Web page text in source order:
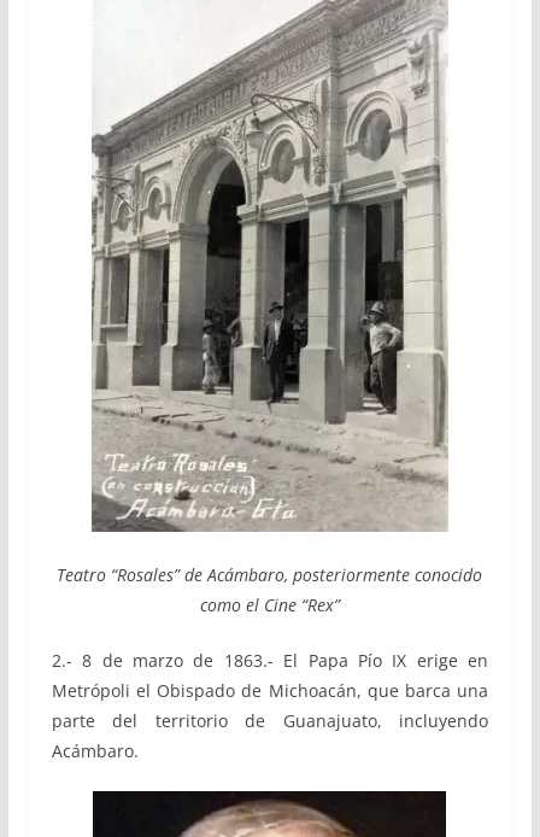
Teatro “Rosales” de Acámbaro, posteriormente conocido
como el Cine “Rex”
2.- 8 de marzo de 1863.- El Papa Pío IX erige en
Metrópoli el Obispado de Michoacán, que barca una
parte del territorio de Guanajuato, incluyendo
Acámbaro.